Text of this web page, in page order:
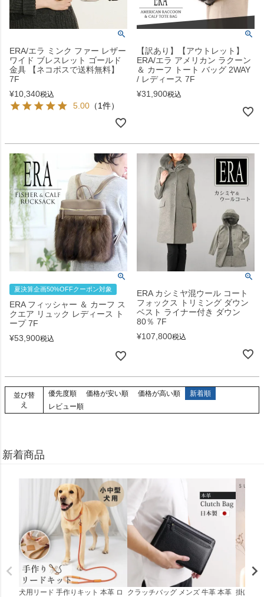
ERA/エラ ミンク ファー レザー
ワイド ブレスレット ゴールド
金具 【ネコポスで送料無料】
7F
¥10,340税込
5.00 （1件）
【訳あり】【アウトレット】
ERA/エラ アメリカン ラクーン
＆ カーフ トート バッグ 2WAY
/ レディース 7F
¥31,900税込
夏決算企画50%OFFクーポン対象
ERA フィッシャー ＆ カーフ ス
クエア リュック レディース ト
ープ 7F
¥53,900税込
ERA カシミヤ混ウール コート
フォックス トリミング ダウン
ベスト ライナー付き ダウン
80％ 7F
¥107,800税込
並び替
え
優先度順 価格が安い順 価格が高い順
新着順
レビュー順
新着商品
犬用リード 手作りキット 本革 ロ クラッチバッグ メンズ 牛革 本革 掛け時